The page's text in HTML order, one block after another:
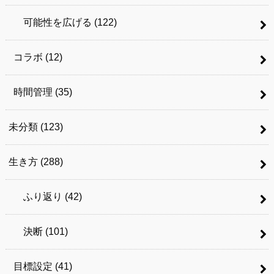
可能性を広げる (122)
コラボ (12)
時間管理 (35)
未分類 (123)
生き方 (288)
ふり返り (42)
決断 (101)
目標設定 (41)